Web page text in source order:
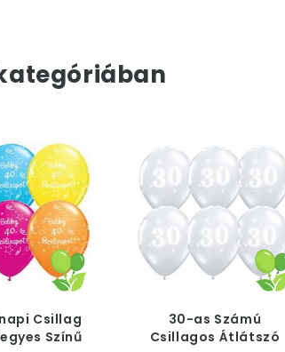
Csillag
Színű
30-as Számú
Csillagos Átlátszó